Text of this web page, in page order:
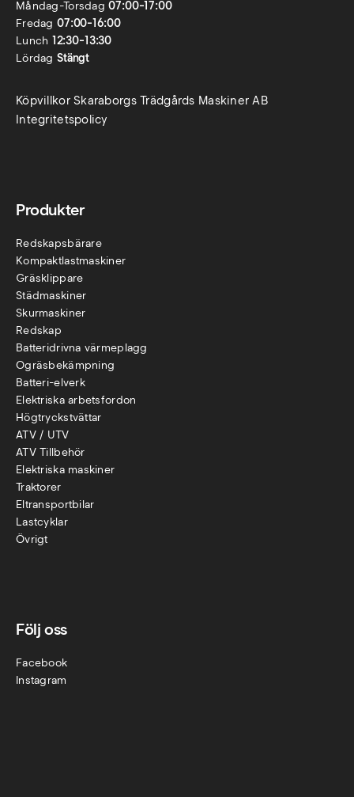
Måndag-Torsdag07:00-17:00
Fredag 07:00-16:00
Lunch 12:30-13:30
Lördag Stängt
Köpvillkor Skaraborgs Trädgårds Maskiner AB
Integritetspolicy
Produkter
Redskapsbärare
Kompaktlastmaskiner
Gräsklippare
Städmaskiner
Skurmaskiner
Redskap
Batteridrivna värmeplagg
Ogräsbekämpning
Batteri-elverk
Elektriska arbetsfordon
Högtryckstvättar
ATV / UTV
ATV Tillbehör
Elektriska maskiner
Traktorer
Eltransportbilar
Lastcyklar
Övrigt
Följ oss
Facebook
Instagram